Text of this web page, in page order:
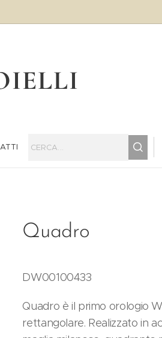
Quadro
DW00100433
Quadro è il primo orologio
rettangolare. Realizzato in